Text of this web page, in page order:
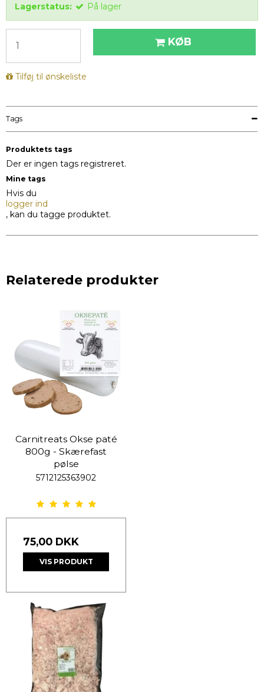
Lagerstatus: På lager
KØB
Tilføj til ønskeliste
Tags
Produktets tags
Der er ingen tags registreret.
Mine tags
Hvis du
logger ind
, kan du tagge produktet.
Relaterede produkter
Carnitreats Okse paté
800g - Skærefast
pølse
5712125363902
75,00 DKK
VIS PRODUKT